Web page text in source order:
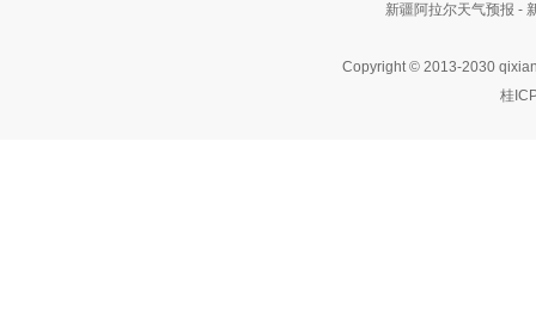
新疆阿拉尔天气预报 -
Copyright © 2013-2030
桂